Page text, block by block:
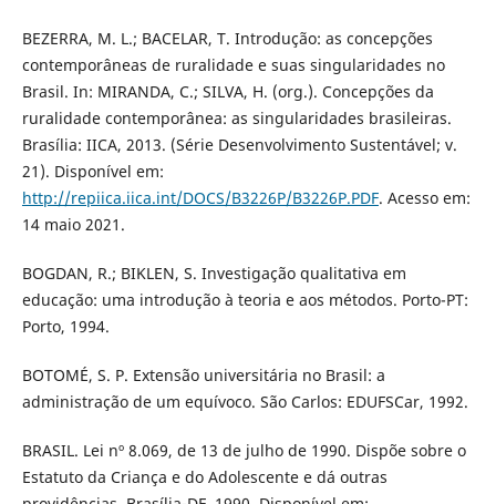
BEZERRA, M. L.; BACELAR, T. Introdução: as concepções
contemporâneas de ruralidade e suas singularidades no
Brasil. In: MIRANDA, C.; SILVA, H. (org.). Concepções da
ruralidade contemporânea: as singularidades brasileiras.
Brasília: IICA, 2013. (Série Desenvolvimento Sustentável; v.
21). Disponível em:
http://repiica.iica.int/DOCS/B3226P/B3226P.PDF. Acesso em:
14 maio 2021.
BOGDAN, R.; BIKLEN, S. Investigação qualitativa em
educação: uma introdução à teoria e aos métodos. Porto-PT:
Porto, 1994.
BOTOMÉ, S. P. Extensão universitária no Brasil: a
administração de um equívoco. São Carlos: EDUFSCar, 1992.
BRASIL. Lei nº 8.069, de 13 de julho de 1990. Dispõe sobre o
Estatuto da Criança e do Adolescente e dá outras